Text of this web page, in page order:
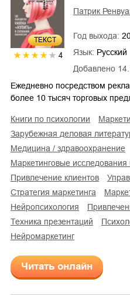
ТЕКСТ
4
Добавлено
Патрик
Год выхода:
Язык: Русский
Ежедневно посредством
более 10 тысяч торговых
книги по психологии
зарубежная деловая
медицина / здравоохранение
маркетинговые
привлечение клиентов
стратегия маркетинга
нейропсихология
техника презентаций
нейромаркетинг
Читать онлайн